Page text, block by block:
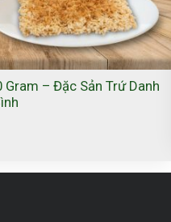
Gram – Đặc Sản Trứ Danh